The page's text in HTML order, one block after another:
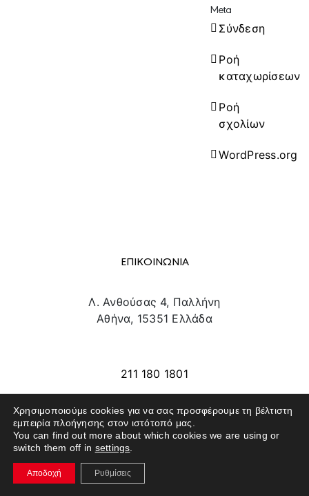
Meta
Σύνδεση
Ροή
καταχωρίσεων
Ροή
σχολίων
WordPress.org
ΕΠΙΚΟΙΝΩΝΙΑ
Λ. Ανθούσας 4, Παλλήνη
Αθήνα, 15351 Ελλάδα
211 180 1801
SITE MAP
ΕΚΘΕΤΕΣ
Χρησιμοποιούμε cookies για να σας προσφέρουμε τη βέλτιστη
εμπειρία πλοήγησης στον ιστότοπό μας.
You can find out more about which cookies we are using or
switch them off in settings
Αποδοχή Ρυθμίσεις